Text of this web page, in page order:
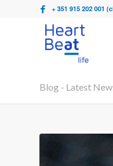
+ 351 915 202 001
Blog - Latest